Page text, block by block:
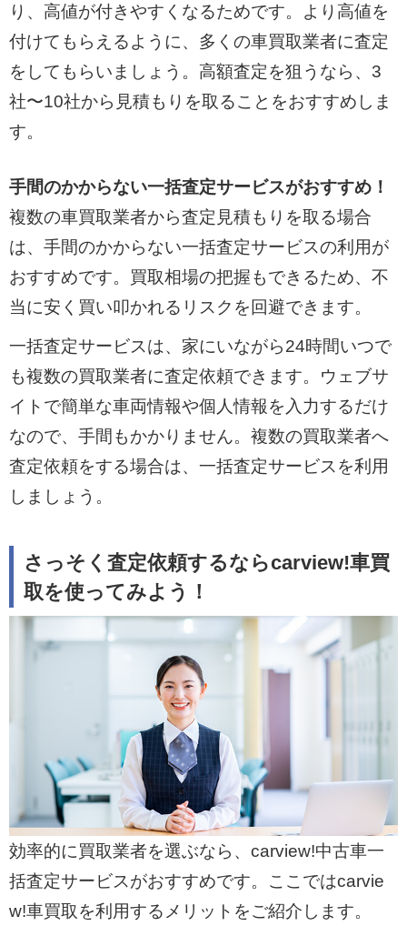
り、高値が付きやすくなるためです。より高値を
付けてもらえるように、多くの車買取業者に査定
をしてもらいましょう。高額査定を狙うなら、3
社〜10社から見積もりを取ることをおすすめしま
す。
手間のかからない一括査定サービスがおすすめ！
複数の車買取業者から査定見積もりを取る場合
は、手間のかからない一括査定サービスの利用が
おすすめです。買取相場の把握もできるため、不
当に安く買い叩かれるリスクを回避できます。
一括査定サービスは、家にいながら24時間いつで
も複数の買取業者に査定依頼できます。ウェブサ
イトで簡単な車両情報や個人情報を入力するだけ
なので、手間もかかりません。複数の買取業者へ
査定依頼をする場合は、一括査定サービスを利用
しましょう。
さっそく査定依頼するならcarview!車買
取を使ってみよう！
効率的に買取業者を選ぶなら、carview!中古車一
括査定サービスがおすすめです。ここではcarvie
w!車買取を利用するメリットをご紹介します。